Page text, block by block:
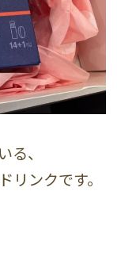
る、
リンクです。